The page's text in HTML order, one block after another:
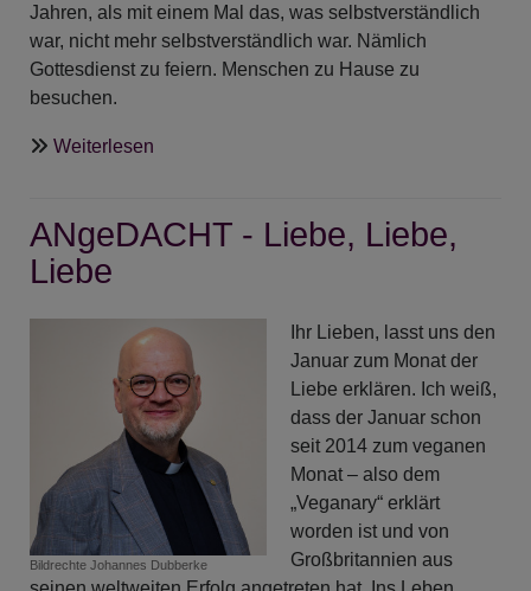
Jahren, als mit einem Mal das, was selbstverständlich
war, nicht mehr selbstverständlich war. Nämlich
Gottesdienst zu feiern. Menschen zu Hause zu
besuchen.
Weiterlesen
Wo
beginnen
ANgeDACHT - Liebe, Liebe,
Liebe
Bildrechte Johannes Dubberke
Ihr Lieben, lasst uns den
Januar zum Monat der
Liebe erklären. Ich weiß,
dass der Januar schon
seit 2014 zum veganen
Monat – also dem
„Veganary“ erklärt
worden ist und von
Großbritannien aus